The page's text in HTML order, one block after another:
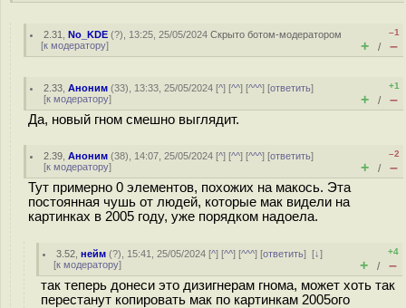
2.31 ,No_KDE (?), 13:25, 25/05/2024Скрыто ботом-модератором
[к модератору]
–1
+ / –
2.33 ,Аноним (33), 13:33, 25/05/2024 [^] [^^] [^^^] [ответить]
[к модератору]
+1
+ / –
Да, новый гном смешно выглядит.
2.39 ,Аноним (38), 14:07, 25/05/2024 [^] [^^] [^^^] [ответить]
[к модератору]
–2
+ / –
Тут примерно 0 элементов, похожих на макось. Эта
постоянная чушь от людей, которые мак видели на
картинках в 2005 году, уже порядком надоела.
3.52 ,нейм (?), 15:41, 25/05/2024 [^] [^^] [^^^] [ответить][↓]
[к модератору]
+4
+ / –
так теперь донеси это дизигнерам гнома, может хоть так
перестанут копировать мак по картинкам 2005ого